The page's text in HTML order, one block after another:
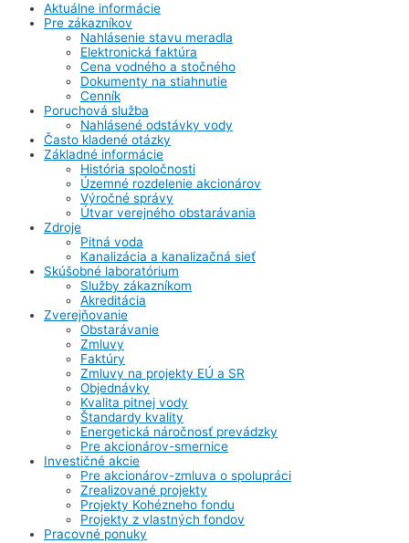
Aktuálne informácie
Pre zákazníkov
Nahlásenie stavu meradla
Elektronická faktúra
Cena vodného a stočného
Dokumenty na stiahnutie
Cenník
Poruchová služba
Nahlásené odstávky vody
Často kladené otázky
Základné informácie
História spoločnosti
Územné rozdelenie akcionárov
Výročné správy
Útvar verejného obstarávania
Zdroje
Pitná voda
Kanalizácia a kanalizačná sieť
Skúšobné laboratórium
Služby zákazníkom
Akreditácia
Zverejňovanie
Obstarávanie
Zmluvy
Faktúry
Zmluvy na projekty EÚ a SR
Objednávky
Kvalita pitnej vody
Štandardy kvality
Energetická náročnosť prevádzky
Pre akcionárov-smernice
Investičné akcie
Pre akcionárov-zmluva o spolupráci
Zrealizované projekty
Projekty Kohézneho fondu
Projekty z vlastných fondov
Pracovné ponuky